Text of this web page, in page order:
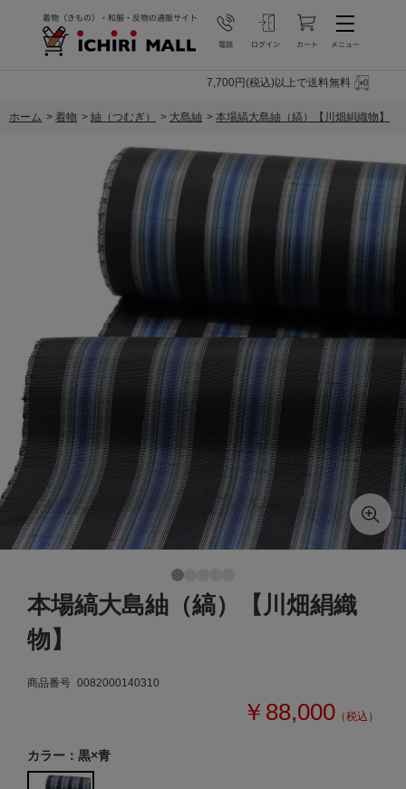
7,700円(税込)以上で送料無料
ホーム > 着物 > 紬（つむぎ） > 大島紬 > 本場縞大島紬（縞）【川畑絹織物】
本場縞大島紬（縞）【川畑絹織
物】
商品番号 0082000140310
￥88,000 （税込）
カラー：黒×青